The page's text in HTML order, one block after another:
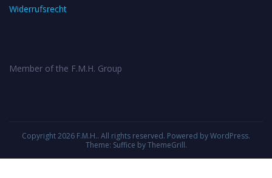
Widerrufsrecht
Member of the F.M.H. Group
Copyright 2026 F.M.H.. All rights reserved. Powered byWordPress.
Theme: Suffice byThemeGrill.